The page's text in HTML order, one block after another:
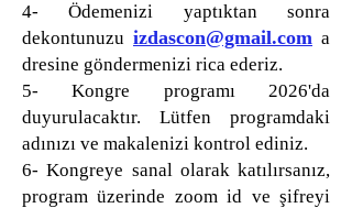
4- Ödemenizi yaptıktan sonra
dekontunuzu izdascon@gmail.com a
dresine göndermenizi rica ederiz.
5- Kongre programı 2026'da
duyurulacaktır. Lütfen programdaki
adınızı ve makalenizi kontrol ediniz.
6- Kongreye sanal olarak katılırsanız,
program üzerinde zoom id ve şifreyi